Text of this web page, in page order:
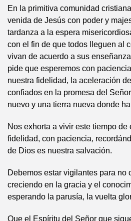
En la primitiva comunidad
venida de Jesús con poder y
tardanza a la espera
con el fin de que todos lleguen al
vivan de acuerdo a sus
pide que esperemos con
nuestra fidelidad, la aceleración
confiados en la promesa del
nuevo y una tierra nueva donde
Nos exhorta a vivir este tiempo de
fidelidad, con paciencia,
de Dios es nuestra salvación.
Debemos estar vigilantes para no
creciendo en la gracia y el
esperando la parusía, la vuelta
Que el Espíritu del Señor que